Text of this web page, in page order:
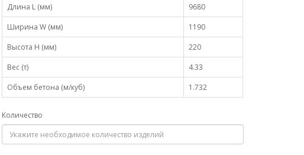
Длина L (мм)
9680
Ширина W (мм)
1190
Высота H (мм)
220
Вес (т)
4.33
Объем бетона (м/куб)
1.732
Количество